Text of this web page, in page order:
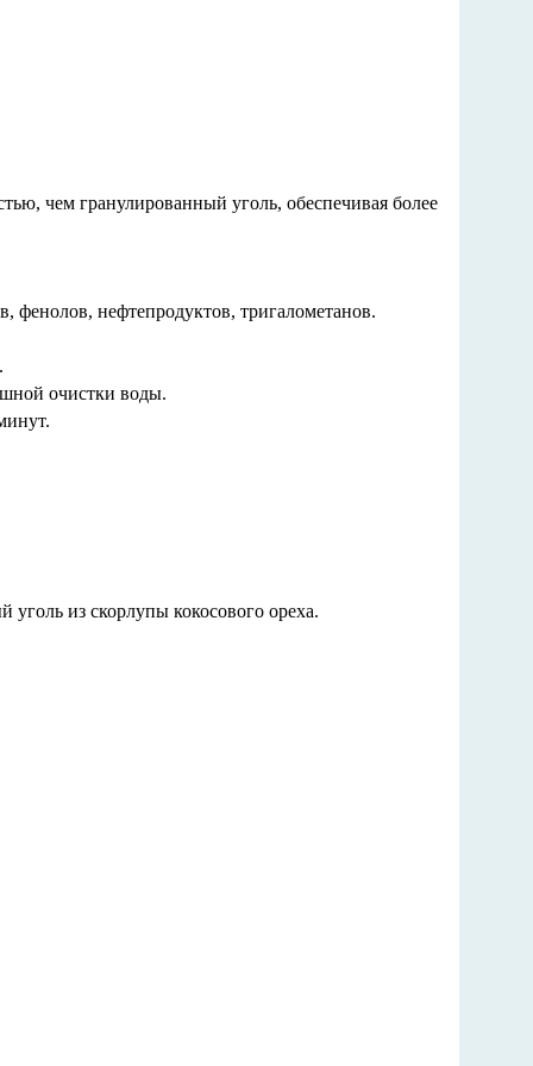
чем гранулированный уголь, обеспечивая более
фенолов, нефтепродуктов, тригалометанов.
очистки воды.
из скорлупы кокосового ореха.